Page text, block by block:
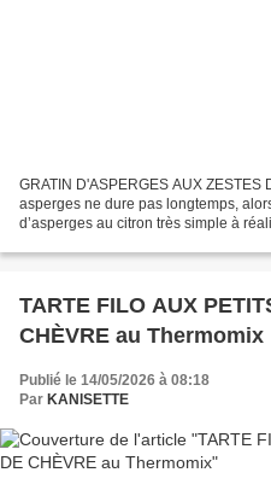
GRATIN D'ASPERGES AUX ZESTES DE CITRON 4💚
asperges ne dure pas longtemps,
d’asperges au citron très simple à
TARTE FILO AUX
CHÈVRE au Thermomix
Publié le 14/05/2026 à 08:18
Par KANISETTE